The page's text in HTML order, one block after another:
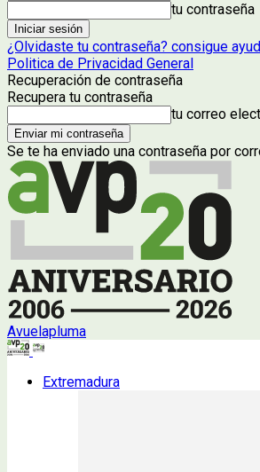
tu contraseña
¿Olvidaste tu contraseña? consigue
Politica de Privacidad General
Recuperación de contraseña
Recupera tu contraseña
tu correo
Se te ha enviado una contraseña por
Avuelapluma
Extremadura